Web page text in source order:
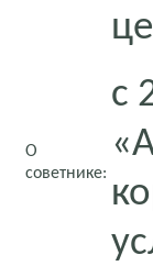
О
советнике:
с